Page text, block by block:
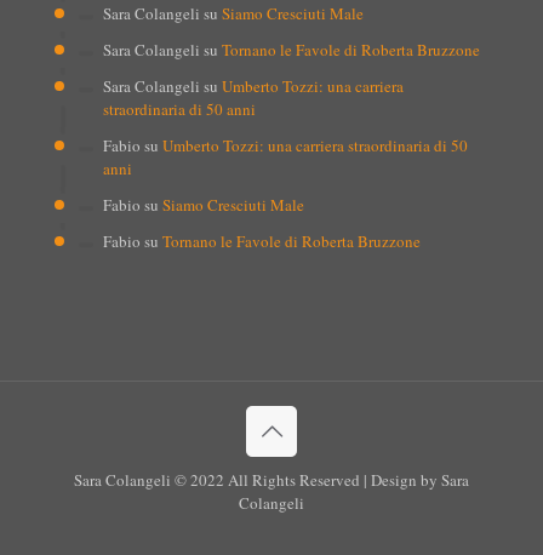
Sara Colangeli su Siamo Cresciuti Male
Sara Colangeli su Tornano le Favole di Roberta Bruzzone
Sara Colangeli su Umberto Tozzi: una carriera
straordinaria di 50 anni
Fabio su Umberto Tozzi: una carriera straordinaria di 50
anni
Fabio su Siamo Cresciuti Male
Fabio su Tornano le Favole di Roberta Bruzzone
Sara Colangeli © 2022 All Rights Reserved | Design by Sara
Colangeli